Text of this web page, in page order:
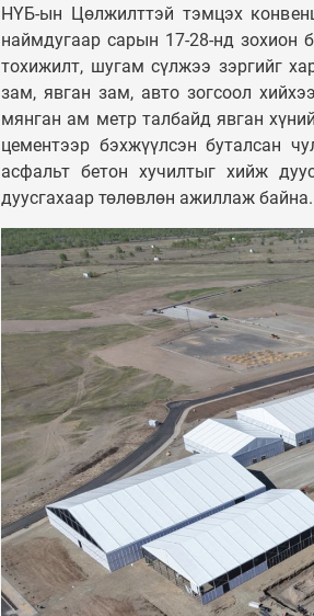
НҮБ-ын Цөлжилттэй тэмцэх
наймдугаар сарын 17-28-нд зохион
тохижилт, шугам сүлжээ зэргийг
зам, явган зам, авто зогсоол
мянган ам метр талбайд явган
цементээр бэхжүүлсэн буталсан
асфальт бетон хучилтыг хийж
дуусгахаар төлөвлөн ажиллаж байна.